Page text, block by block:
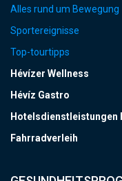
Alles rund um Bewegung
Sportereignisse
Top-tourtipps
Hévízer Wellness
Hévíz Gastro
Hotelsdienstleistungen
Fahrradverleih